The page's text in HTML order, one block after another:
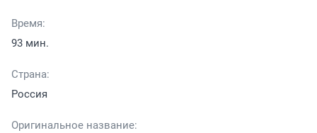
Время:
93 мин.
Страна:
Россия
Оригинальное название: